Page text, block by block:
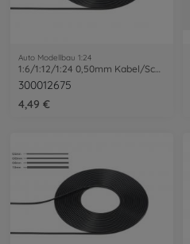
Auto Modellbau 1:24
1:6/1:12/1:24 0,50mm Kabel/Schlauch 2m
300012675
4,49 €